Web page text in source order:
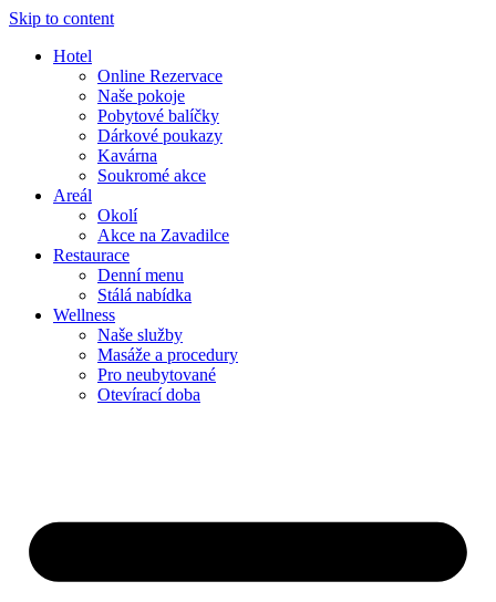
Skip to content
Hotel
Online Rezervace
Naše pokoje
Pobytové balíčky
Dárkové poukazy
Kavárna
Soukromé akce
Areál
Okolí
Akce na Zavadilce
Restaurace
Denní menu
Stálá nabídka
Wellness
Naše služby
Masáže a procedury
Pro neubytované
Otevírací doba